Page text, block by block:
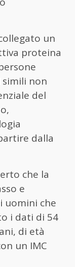
un
proteina
non
del
dalla
che la
e
uomini che
i dati di 54
di età
un IMC